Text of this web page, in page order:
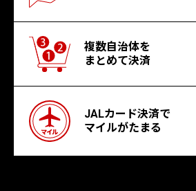
複数自治体を
まとめて決済
JALカード決済で
マイルがたまる